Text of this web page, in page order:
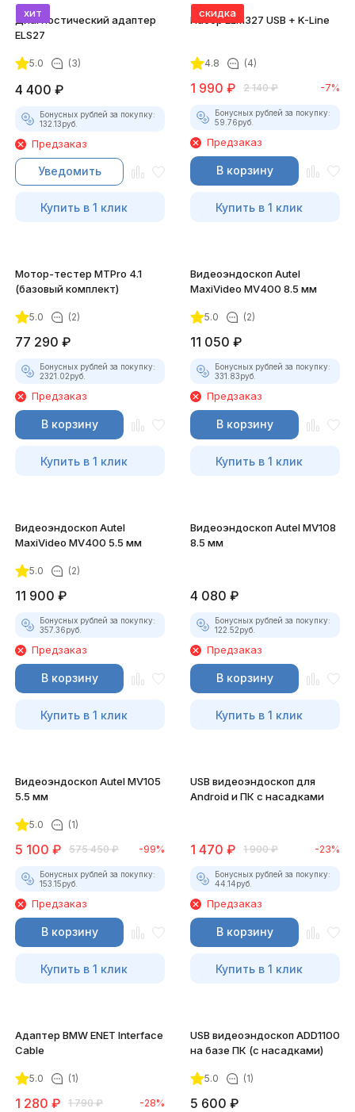
хит
Диагностический адаптер
ELS27
5.0 (3)
4 400 ₽
Бонусных рублей за покупку:
132.13руб.
Предзаказ
Уведомить
Купить в 1 клик
скидка
Набор ELM327 USB + K-Line
4.8 (4)
1 990 ₽ 2 140 ₽ -7%
Бонусных рублей за покупку:
59.76руб.
Предзаказ
В корзину
Купить в 1 клик
Мотор-тестер MTPro 4.1
(базовый комплект)
5.0 (2)
77 290 ₽
Бонусных рублей за покупку:
2321.02руб.
Предзаказ
В корзину
Купить в 1 клик
Видеоэндоскоп Autel
MaxiVideo MV400 8.5 мм
5.0 (2)
11 050 ₽
Бонусных рублей за покупку:
331.83руб.
Предзаказ
В корзину
Купить в 1 клик
Видеоэндоскоп Autel
MaxiVideo MV400 5.5 мм
5.0 (2)
11 900 ₽
Бонусных рублей за покупку:
357.36руб.
Предзаказ
В корзину
Купить в 1 клик
Видеоэндоскоп Autel MV108
8.5 мм
4 080 ₽
Бонусных рублей за покупку:
122.52руб.
Предзаказ
В корзину
Купить в 1 клик
Видеоэндоскоп Autel MV105
5.5 мм
5.0 (1)
5 100 ₽ 575 450 ₽ -99%
Бонусных рублей за покупку:
153.15руб.
Предзаказ
В корзину
Купить в 1 клик
USB видеоэндоскоп для
Android и ПК с насадками
1 470 ₽ 1 900 ₽ -23%
Бонусных рублей за покупку:
44.14руб.
Предзаказ
В корзину
Купить в 1 клик
Адаптер BMW ENET Interface
Cable
5.0 (1)
1 280 ₽ 1 790 ₽ -28%
USB видеоэндоскоп ADD1100
на базе ПК (с насадками)
5.0 (1)
5 600 ₽